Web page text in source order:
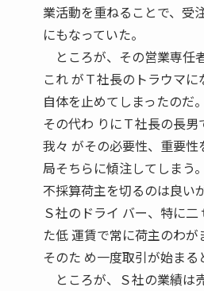
業活動を重ねることで、受
にもなっていた。
ところが、その営業専任
これ がＴ社長のトラウマ
自体を止めてしまったのだ。
その代わ りにＴ社長の長
我々 がその必要性、重要
局そちらに傾注してしまう。
不採算荷主を切るのは良
Ｓ社のドライ バー、特に
た低 運賃で常に荷主のわが
そのた め一度取引が始まる
ところが、Ｓ社の業績は